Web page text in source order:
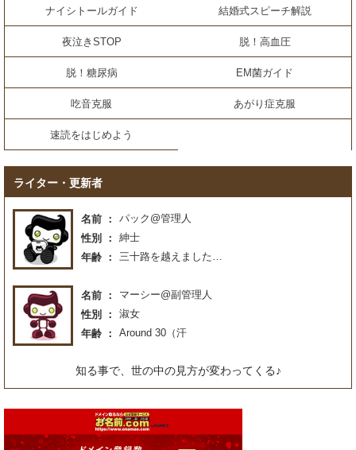
ナイシトールガイド 結婚式スピーチ解説
夜泣きSTOP 脱！高血圧
脱！糖尿病 EM菌ガイド
吃音克服 あがり症克服
速読をはじめよう
ライター・更新者
名前
パック@管理人
性別
紳士
年齢
三十路を越えました…
名前
マーシー@副管理人
性別
淑女
年齢
Around 30（汗
知る事で、世の中の見方が変わってくる♪